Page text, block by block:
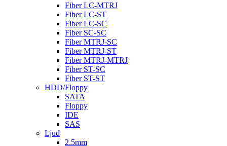
Fiber LC-MTRJ
Fiber LC-ST
Fiber LC-SC
Fiber SC-SC
Fiber MTRJ-SC
Fiber MTRJ-ST
Fiber MTRJ-MTRJ
Fiber ST-SC
Fiber ST-ST
HDD/Floppy
SATA
Floppy
IDE
SAS
Ljud
2.5mm